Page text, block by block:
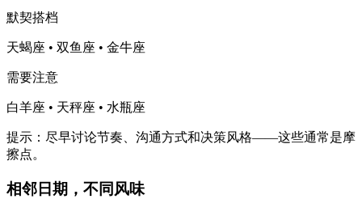
默契搭档
天蝎座 • 双鱼座 • 金牛座
需要注意
白羊座 • 天秤座 • 水瓶座
提示：尽早讨论节奏、沟通方式和决策风格——这些通常是摩
擦点。
相邻日期，不同风味